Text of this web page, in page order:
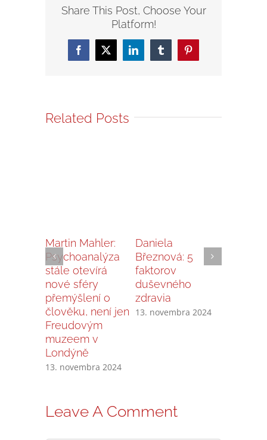
Share This Post, Choose Your
Platform!
Facebook
X LinkedInTumblrPinterest
Related Posts
Martin Mahler:
Psychoanalýza
stále otevírá
nové sféry
přemýšlení o
člověku, není jen
Freudovým
muzeem v
Londýně
13. novembra 2024
Daniela
Březnová: 5
faktorov
duševného
zdravia
13. novembra 2024
Leave A Comment